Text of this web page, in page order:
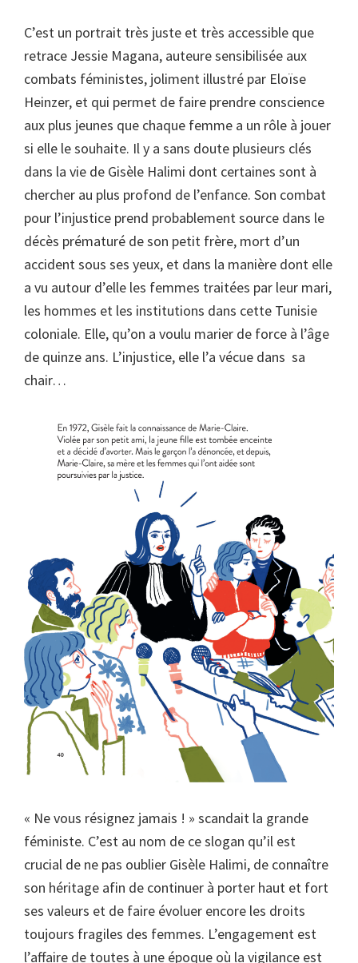
C’est un portrait très juste et très accessible que
retrace Jessie Magana, auteure sensibilisée aux
combats féministes, joliment illustré par Eloïse
Heinzer, et qui permet de faire prendre conscience
aux plus jeunes que chaque femme a un rôle à jouer
si elle le souhaite. Il y a sans doute plusieurs clés
dans la vie de Gisèle Halimi dont certaines sont à
chercher au plus profond de l’enfance. Son combat
pour l’injustice prend probablement source dans le
décès prématuré de son petit frère, mort d’un
accident sous ses yeux, et dans la manière dont elle
a vu autour d’elle les femmes traitées par leur mari,
les hommes et les institutions dans cette Tunisie
coloniale. Elle, qu’on a voulu marier de force à l’âge
de quinze ans. L’injustice, elle l’a vécue dans sa
chair…
« Ne vous résignez jamais ! » scandait la grande
féministe. C’est au nom de ce slogan qu’il est
crucial de ne pas oublier Gisèle Halimi, de connaître
son héritage afin de continuer à porter haut et fort
ses valeurs et de faire évoluer encore les droits
toujours fragiles des femmes. L’engagement est
l’affaire de toutes à une époque où la vigilance est